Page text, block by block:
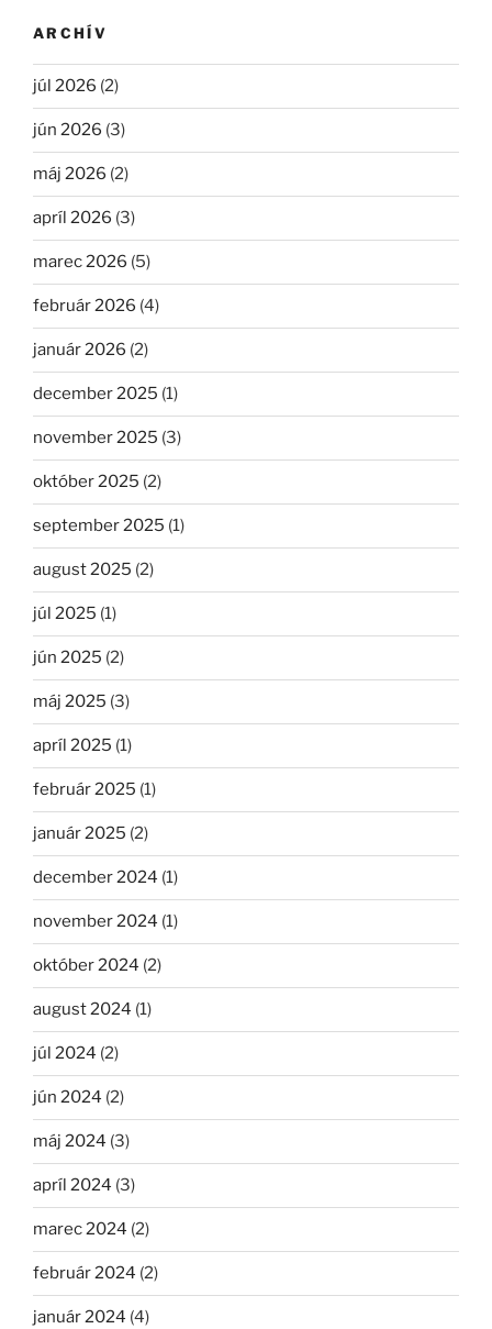
ARCHÍV
júl 2026 (2)
jún 2026 (3)
máj 2026 (2)
apríl 2026 (3)
marec 2026 (5)
február 2026 (4)
január 2026 (2)
december 2025 (1)
november 2025 (3)
október 2025 (2)
september 2025 (1)
august 2025 (2)
júl 2025 (1)
jún 2025 (2)
máj 2025 (3)
apríl 2025 (1)
február 2025 (1)
január 2025 (2)
december 2024 (1)
november 2024 (1)
október 2024 (2)
august 2024 (1)
júl 2024 (2)
jún 2024 (2)
máj 2024 (3)
apríl 2024 (3)
marec 2024 (2)
február 2024 (2)
január 2024 (4)